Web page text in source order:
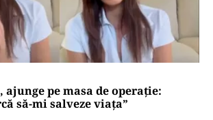
ajunge pe masa de operație:
să-mi salveze viața”